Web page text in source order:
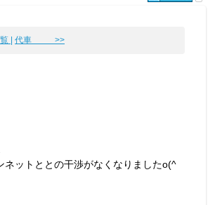
| 代車 >>
ットととの干渉がなくなりましたo(^